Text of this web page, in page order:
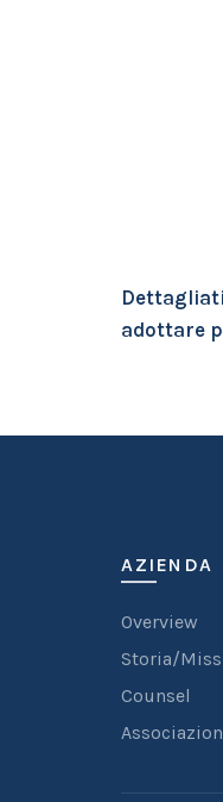
adottare
AZIENDA
Overview
Storia/
Counsel